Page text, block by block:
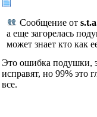
Сообщение от
а еще загорелась
может знает кто как
Это ошибка подушки,
исправят, но 99% это
все.